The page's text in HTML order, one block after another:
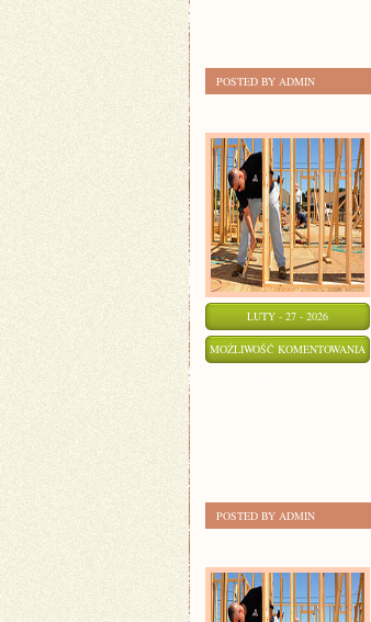
POSTED BY ADMIN
LUTY - 27 - 2026
MOŻLIWOŚĆ KOMENTOWANIA
POSTED BY ADMIN